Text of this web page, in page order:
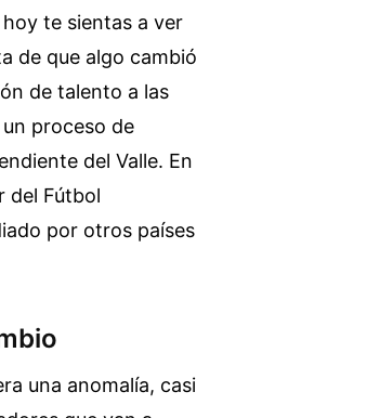
te sientas a ver
de que algo cambió
de talento a las
proceso de
del Valle. En
del Fútbol
por otros países
una anomalía, casi